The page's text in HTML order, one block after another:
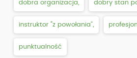
dobra organizacja, dobry stan
instruktor “z powołania”,
punktualność